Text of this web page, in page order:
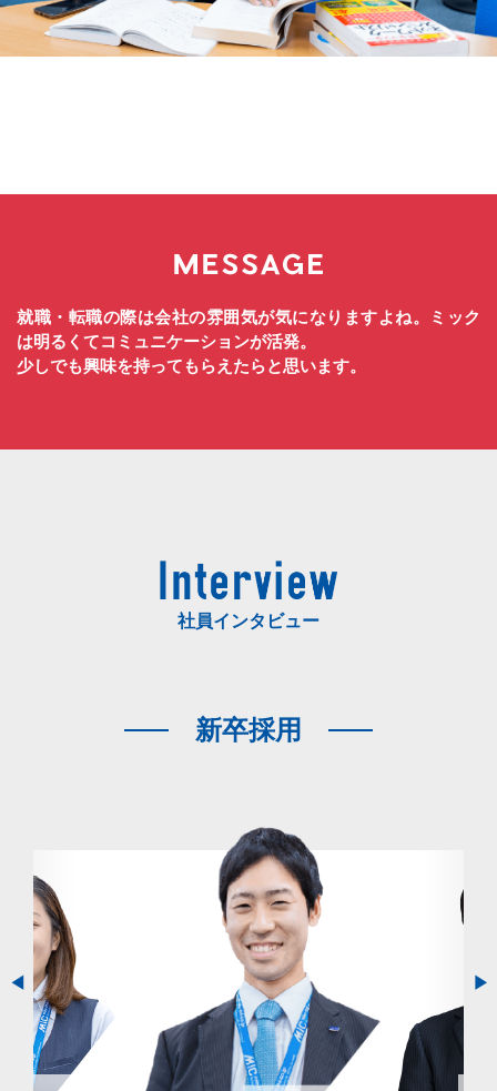
就職・転職の際は会社の雰囲気が気になりますよね。ミック
は明るくてコミュニケーションが活発。
少しでも興味を持ってもらえたらと思います。
社員インタビュー
新卒採用